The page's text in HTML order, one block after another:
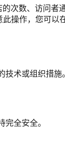
次数、访问者
操作，您可以
术或组织措
全安全。